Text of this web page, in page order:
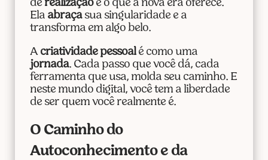
de realizaçãoé o que a nova era oferece.
Ela abraçasua singularidade e a
transforma em algo belo.
A criatividade pessoalé como uma
jornada. Cada passo que você dá, cada
ferramenta que usa, molda seu caminho. E
neste mundo digital, você tem a liberdade
de ser quem você realmente é.
O Caminho do
Autoconhecimento e da